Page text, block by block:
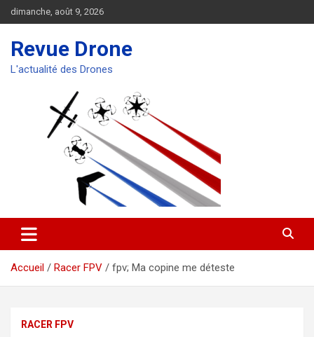
Aller
au
dimanche, août 9, 2026
Revue Drone
L'actualité des Drones
Accueil Racer FPV fpv; Ma copine me déteste
RACER FPV